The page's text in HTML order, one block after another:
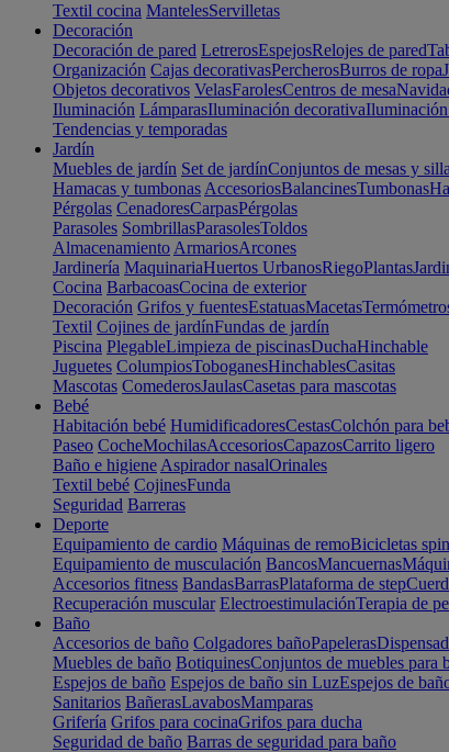
Textil cocina MantelesServilletas
Decoración
Decoración de pared LetrerosEspejosRelojes de pared
Organización Cajas decorativasPercherosBurros de ropa
Objetos decorativos VelasFarolesCentros de mesa
Iluminación LámparasIluminación decorativa
Tendencias y temporadas
Jardín
Muebles de jardín Set de jardínConjuntos de mesas y
Hamacas y tumbonas AccesoriosBalancinesTumbonas
Pérgolas CenadoresCarpasPérgolas
Parasoles SombrillasParasolesToldos
Almacenamiento ArmariosArcones
Jardinería MaquinariaHuertos UrbanosRiegoPlantas
Cocina BarbacoasCocina de exterior
Decoración Grifos y fuentesEstatuasMacetas
Textil Cojines de jardínFundas de jardín
Piscina PlegableLimpieza de piscinasDuchaHinchable
Juguetes ColumpiosToboganesHinchablesCasitas
Mascotas ComederosJaulasCasetas para mascotas
Bebé
Habitación bebé HumidificadoresCestasColchón para
Paseo CocheMochilasAccesoriosCapazosCarrito ligero
Baño e higiene Aspirador nasalOrinales
Textil bebé CojinesFunda
Seguridad Barreras
Deporte
Equipamiento de cardio Máquinas de remoBicicletas
Equipamiento de musculación BancosMancuernas
Accesorios fitness BandasBarrasPlataforma de step
Recuperación muscular ElectroestimulaciónTerapia de
Baño
Accesorios de baño Colgadores bañoPapeleras
Muebles de baño BotiquinesConjuntos de muebles para
Espejos de baño Espejos de baño sin LuzEspejos de
Sanitarios BañerasLavabosMamparas
Grifería Grifos para cocinaGrifos para ducha
Seguridad de baño Barras de seguridad para baño